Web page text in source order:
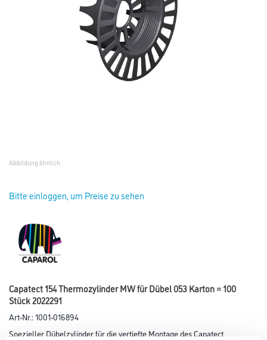
Abbildung ähnlich
Bitte einloggen, um Preise zu sehen
Capatect 154 Thermozylinder MW für Dübel 053 Karton = 100
Stück 2022291
Art-Nr.:1001-016894
Spezieller Dübelzylinder für die vertiefte Montage des Capatect